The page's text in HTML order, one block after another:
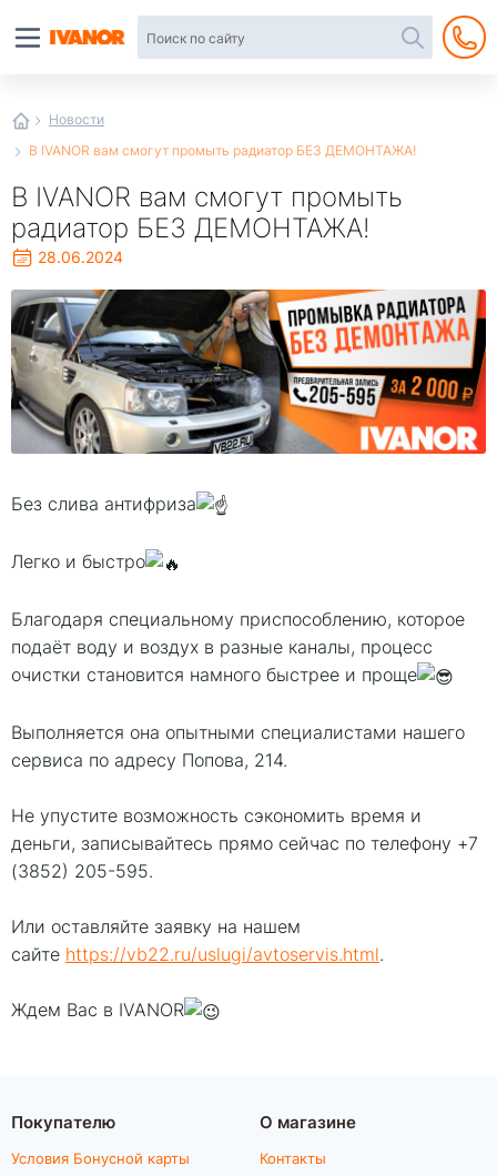
Новости
В IVANOR вам смогут промыть радиатор БЕЗ ДЕМОНТАЖА!
В IVANOR вам смогут промыть
радиатор БЕЗ ДЕМОНТАЖА!
28.06.2024
Без слива антифриза
Легко и быстро
Благодаря специальному приспособлению, которое
подаёт воду и воздух в разные каналы, процесс
очистки становится намного быстрее и проще
Выполняется она опытными специалистами нашего
сервиса по адресу Попова, 214.
Не упустите возможность сэкономить время и
деньги, записывайтесь прямо сейчас по телефону +7
(3852) 205-595.
Или оставляйте заявку на нашем
сайте https://vb22.ru/uslugi/avtoservis.html.
Ждем Вас в IVANOR
Покупателю
Условия Бонусной карты
О магазине
Контакты
интернет-